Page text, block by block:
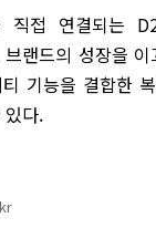
접 연결되는
랜드의 성장을
티 기능을 결합한
다.